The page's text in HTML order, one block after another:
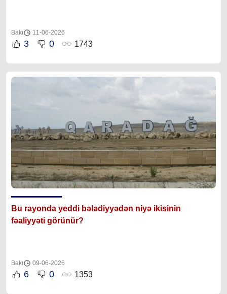
Bakı 11-06-2026
3 0 1743
Bu rayonda yeddi bələdiyyədən niyə ikisinin
fəaliyyəti görünür?
Bakı 09-06-2026
6 0 1353